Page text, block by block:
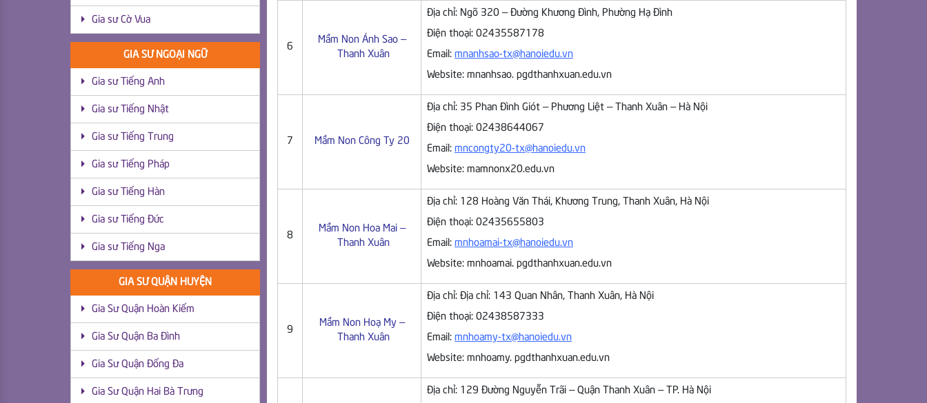
6
Mầm Non Ánh Sao –
Thanh Xuân
Địa chỉ: Ngõ 320 – Đường Khương Đình, Phường Hạ Đình
Điện thoại: 02435587178
Email: mnanhsao-tx@hanoiedu.vn
Website: mnanhsao. pgdthanhxuan.edu.vn
7 Mầm Non Công Ty 20
Địa chỉ: 35 Phan Đình Giót – Phương Liệt – Thanh Xuân – Hà Nội
Điện thoại: 02438644067
Email: mncongty20-tx@hanoiedu.vn
Website: mamnonx20.edu.vn
8
Mầm Non Hoa Mai –
Thanh Xuân
Địa chỉ: 128 Hoàng Văn Thái, Khương Trung, Thanh Xuân, Hà Nội
Điện thoại: 02435655803
Email: mnhoamai-tx@hanoiedu.vn
Website: mnhoamai. pgdthanhxuan.edu.vn
9
Mầm Non Hoạ My –
Thanh Xuân
Địa chỉ: Địa chỉ: 143 Quan Nhân, Thanh Xuân, Hà Nội
Điện thoại: 02438587333
Email: mnhoamy-tx@hanoiedu.vn
Website: mnhoamy. pgdthanhxuan.edu.vn
Địa chỉ: 129 Đường Nguyễn Trãi – Quận Thanh Xuân – TP. Hà Nội
Gia sư Cờ Vua
GIA SƯ NGOẠI NGỮ
Gia sư Tiếng Anh
Gia sư Tiếng Nhật
Gia sư Tiếng Trung
Gia sư Tiếng Pháp
Gia sư Tiếng Hàn
Gia sư Tiếng Đức
Gia sư Tiếng Nga
GIA SƯ QUẬN HUYỆN
Gia Sư Quận Hoàn Kiếm
Gia Sư Quận Ba Đình
Gia Sư Quận Đống Đa
Gia Sư Quận Hai Bà Trưng